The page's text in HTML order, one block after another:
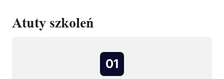
Atuty szkoleń
01